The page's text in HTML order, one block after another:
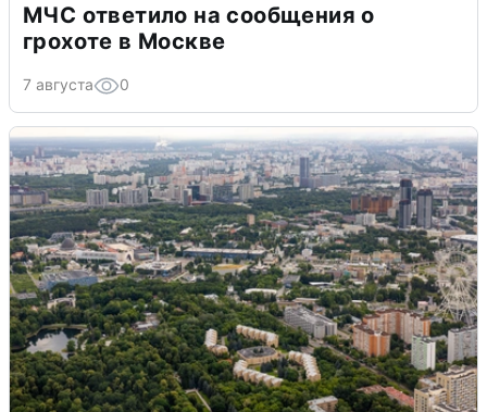
МЧС ответило на сообщения о
грохоте в Москве
7 августа 0